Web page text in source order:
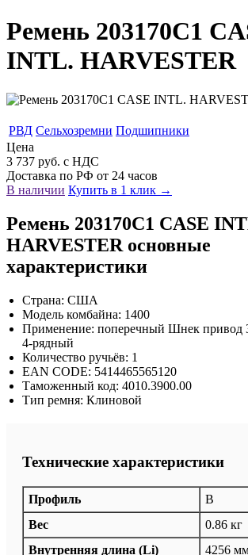
Ремень 203170C1
INTL. HARVESTER
РВД Сельхозремни Подшипники
Цена
3 737 руб. с НДС
Доставка по РФ от 24 часов
В наличии Купить в 1 клик →
Ремень 203170C1 CASE
HARVESTER основные
характеристики
Страна: США
Модель комбайна: 1400
Применение: поперечный Шнек привод
4-рядный
Количество ручьёв: 1
EAN CODE: 5414465565120
Таможенный код: 4010.3900.00
Тип ремня: Клиновой
Технические характеристики
Профиль
B
Вес
0.86 кг
Внутренняя длина (Li)
4256